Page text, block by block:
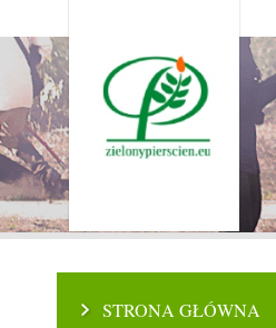
STRONA GŁÓWNA